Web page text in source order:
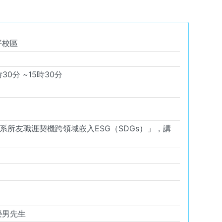
區
30 分 ~15時30分
所友職涯契機跨領域嵌入ESG（SDGs）」，講
男先生